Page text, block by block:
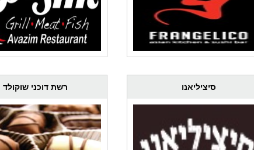
סיציליאנו רשת דוכני שוקולד